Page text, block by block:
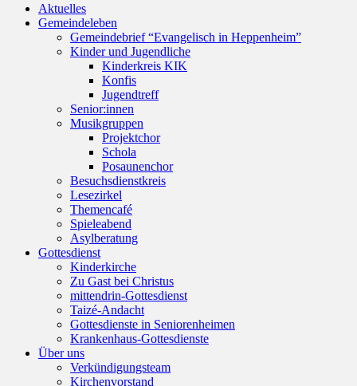
oben
scrollen
Aktuelles
Gemeindeleben
Gemeindebrief “Evangelisch in Heppenheim”
Kinder und Jugendliche
Kinderkreis KIK
Konfis
Jugendtreff
Senior:innen
Musikgruppen
Projektchor
Schola
Posaunenchor
Besuchsdienstkreis
Lesezirkel
Themencafé
Spieleabend
Asylberatung
Gottesdienst
Kinderkirche
Zu Gast bei Christus
mittendrin-Gottesdienst
Taizé-Andacht
Gottesdienste in Seniorenheimen
Krankenhaus-Gottesdienste
Über uns
Verkündigungsteam
Kirchenvorstand